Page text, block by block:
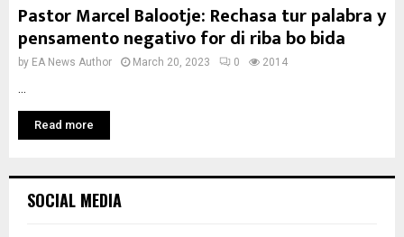
Pastor Marcel Balootje: Rechasa tur palabra y
pensamento negativo for di riba bo bida
by EA News Author March 20, 2023 0 2014
Read more
SOCIAL MEDIA